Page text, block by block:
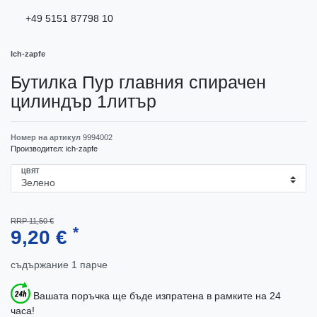
+49 5151 87798 10
Ich-zapfe
Бутилка Пур главния спирачен
цилиндър 1литър
Номер на артикул 9994002
Производител: ich-zapfe
ЦВЯТ
RRP 11,50 €
9,20 € *
съдържание 1 парче
Вашата поръчка ще бъде изпратена в рамките на 24
часа!